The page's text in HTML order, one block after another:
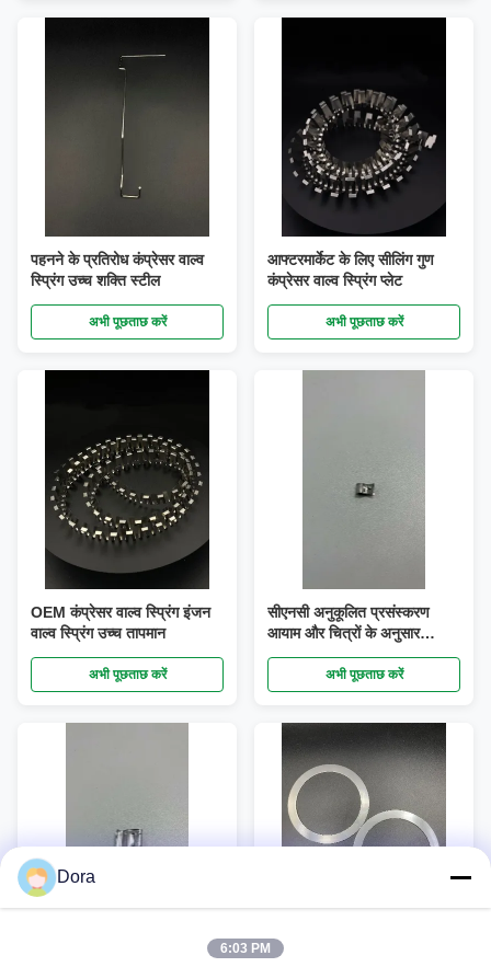
पहनने के प्रतिरोध कंप्रेसर वाल्व
स्प्रिंग उच्च शक्ति स्टील
अभी पूछताछ करें
आफ्टरमार्केट के लिए सीलिंग गुण
कंप्रेसर वाल्व स्प्रिंग प्लेट
अभी पूछताछ करें
OEM कंप्रेसर वाल्व स्प्रिंग इंजन
वाल्व स्प्रिंग उच्च तापमान
अभी पूछताछ करें
सीएनसी अनुकूलित प्रसंस्करण
आयाम और चित्रों के अनुसार
सामग्री
अभी पूछताछ करें
Dora
6:03 PM